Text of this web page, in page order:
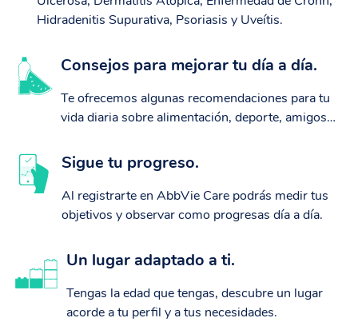
Hidradenitis Supurativa, Psoriasis y Uveítis.
Consejos para mejorar tu día a día.
Te ofrecemos algunas recomendaciones para tu
vida diaria sobre alimentación, deporte, amigos…
Sigue tu progreso.
Al registrarte en AbbVie Care podrás medir tus
objetivos y observar como progresas día a día.
Un lugar adaptado a ti.
Tengas la edad que tengas, descubre un lugar
acorde a tu perfil y a tus necesidades.